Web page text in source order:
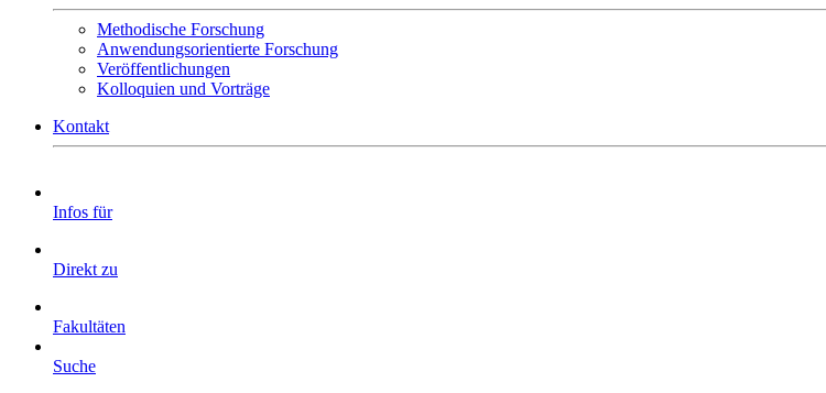
Methodische Forschung
Anwendungsorientierte Forschung
Veröffentlichungen
Kolloquien und Vorträge
Kontakt
Infos für
Direkt zu
Fakultäten
Suche